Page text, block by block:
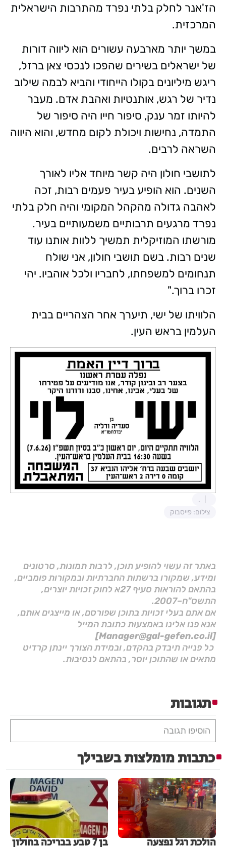
הז'אנר לחלק בלתי נפרד מהתרבות הישראלית
המרכזית.
במשך יותר מארבעה עשורים הוא ליווה דורות
של ישראלים בשירים שהפכו לנכסי צאן ברזל,
ריגש מיליונים בקולו הייחודי והביא לבמה שילוב
נדיר של רגש, אותנטיות ואהבת אדם. מעבר
להיותו זמר ענק, סיפור חייו היה סיפור של
התמדה, נחישות ויכולת לקום מחדש, והוא היווה
השראה לרבים.
לתושבי חולון היה קשר מיוחד אליו לאורך
השנים. הוא הופיע בעיר פעמים רבות, זכה
לאהבה גדולה מהקהל המקומי והיה חלק בלתי
נפרד מרגעים תרבותיים משמעותיים בעיר.
מורשתו המוזיקלית תמשיך ללוות אותנו עוד
שנים רבות. בשם תושבי חולון, אני שולח
תנחומים למשפחתו, לחבריו ולכל אוהביו. יהי
זכרו ברוך."
הלוויתו של ישי, תיערך אחר הצהריים בבית
העלמין בראש העין.
.
צילום: פייסבוק
באתר זה עשוי להופיע תוכן, לרבות תמונות, סרטונים
ומידע, שמקורו ברשתות החברתיות ובמקורות פומביים,
בהתאם להוראות סעיף 27א לחוק זכויות יוצרים,
התשס"ח–2007.
אם אתם בעלי זכויות בתוכן שפורסם, או מייצגים אותם,
אנא פנו אלינו באמצעות כתובת המייל
[Manager@gal-gefen.co.il]
כל פנייה תיבדק בהקדם, ובמידת הצורך יינתן קרדיט
מתאים או שהתוכן יוסר, בהתאם לנסיבות.
תגובות
הוסיפו תגובה
כתבות מומלצות בשבילך
הולכת רגל נפצעה בן 7 טבע בבריכה בחולון